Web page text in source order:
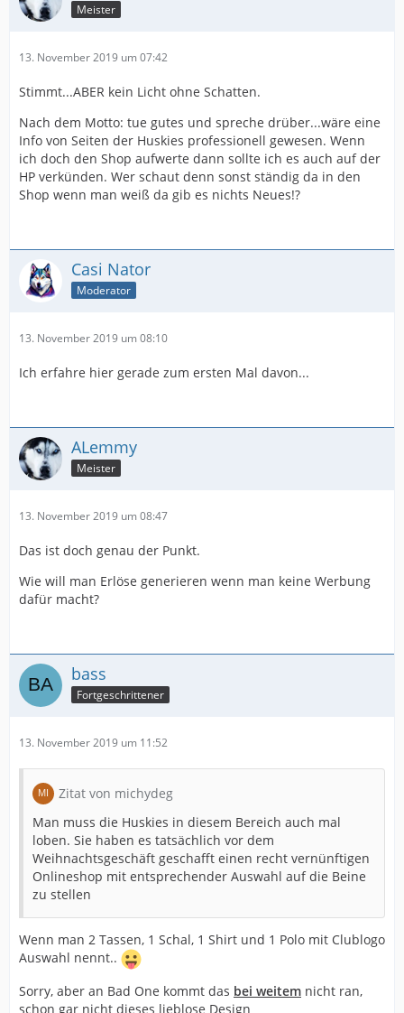
Meister
13. November 2019 um 07:42
Stimmt...ABER kein Licht ohne Schatten.
Nach dem Motto: tue gutes und spreche drüber...wäre eine
Info von Seiten der Huskies professionell gewesen. Wenn
ich doch den Shop aufwerte dann sollte ich es auch auf der
HP verkünden. Wer schaut denn sonst ständig da in den
Shop wenn man weiß da gib es nichts Neues!?
Casi Nator
Moderator
13. November 2019 um 08:10
Ich erfahre hier gerade zum ersten Mal davon...
ALemmy
Meister
13. November 2019 um 08:47
Das ist doch genau der Punkt.
Wie will man Erlöse generieren wenn man keine Werbung
dafür macht?
bass
Fortgeschrittener
13. November 2019 um 11:52
Zitat von michydeg
Man muss die Huskies in diesem Bereich auch mal
loben. Sie haben es tatsächlich vor dem
Weihnachtsgeschäft geschafft einen recht vernünftigen
Onlineshop mit entsprechender Auswahl auf die Beine
zu stellen
Wenn man 2 Tassen, 1 Schal, 1 Shirt und 1 Polo mit Clublogo
Auswahl nennt..
Sorry, aber an Bad One kommt das bei weitem nicht ran,
schon gar nicht dieses lieblose Design